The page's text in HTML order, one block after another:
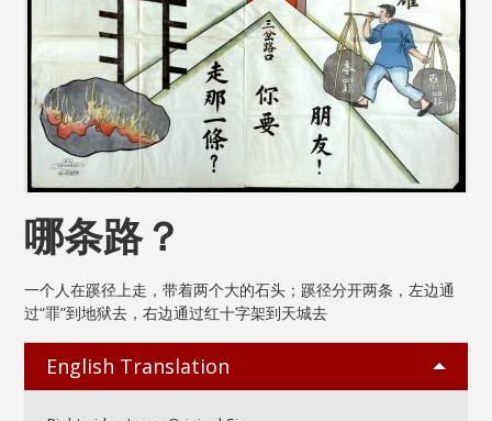
哪条路？
一个人在蹊径上走，带着两个大的石头；蹊径分开两条，左边通
过“罪”到地狱去，右边通过红十字架到天城去
English Translation